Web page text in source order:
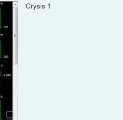
Crysis 1